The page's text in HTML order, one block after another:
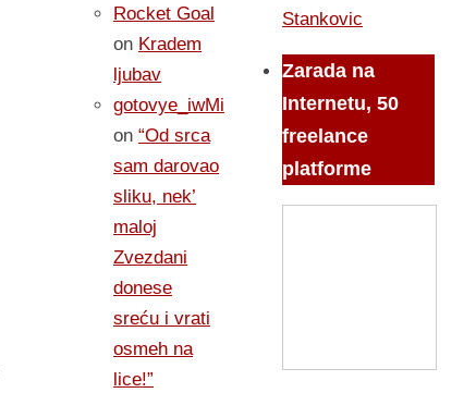
Rocket Goal
on Kradem
ljubav
gotovye_iwMi
on “Od srca
sam darovao
sliku, nek’
maloj
Zvezdani
donese
sreću i vrati
osmeh na
lice!”
Stankovic
Zarada na
Internetu, 50
freelance
platforme